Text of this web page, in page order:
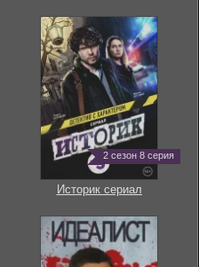
2 сезон 8 серия
Историк сериал